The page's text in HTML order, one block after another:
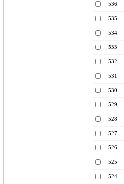
536
535
534
533
532
531
530
529
528
527
526
525
524